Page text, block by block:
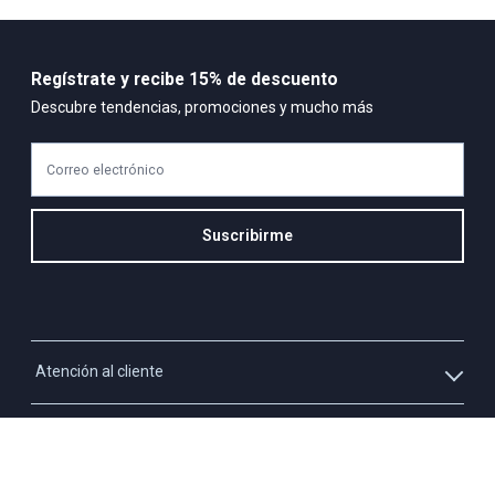
Atención al cliente
Regístrate y recibe 15% de descuento
Descubre tendencias, promociones y mucho más
Correo electrónico
Suscribirme